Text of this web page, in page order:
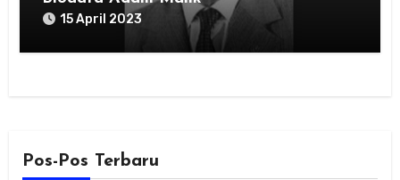
15 April 2023
Pos-Pos Terbaru